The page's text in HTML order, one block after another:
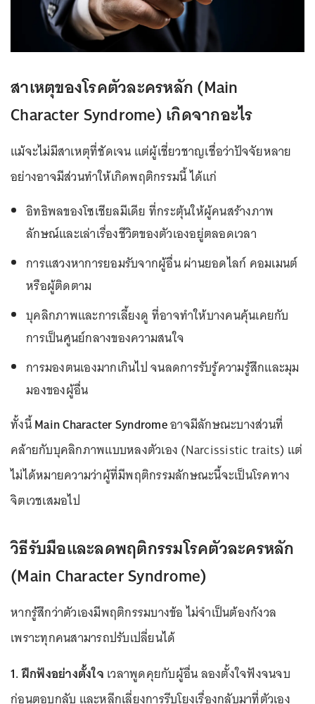
สาเหตุของโรคตัวละครหลัก (Main
Character Syndrome) เกิดจากอะไร
แม้จะไม่มีสาเหตุที่ชัดเจน แต่ผู้เชี่ยวชาญเชื่อว่าปัจจัยหลาย
อย่างอาจมีส่วนทำให้เกิดพฤติกรรมนี้ ได้แก่
อิทธิพลของโซเชียลมีเดีย ที่กระตุ้นให้ผู้คนสร้างภาพ
ลักษณ์และเล่าเรื่องชีวิตของตัวเองอยู่ตลอดเวลา
การแสวงหาการยอมรับจากผู้อื่น ผ่านยอดไลก์ คอมเมนต์
หรือผู้ติดตาม
บุคลิกภาพและการเลี้ยงดู ที่อาจทำให้บางคนคุ้นเคยกับ
การเป็นศูนย์กลางของความสนใจ
การมองตนเองมากเกินไป จนลดการรับรู้ความรู้สึกและมุม
มองของผู้อื่น
ทั้งนี้Main Character Syndromeอาจมีลักษณะบางส่วนที่
คล้ายกับบุคลิกภาพแบบหลงตัวเอง (Narcissistic traits) แต่
ไม่ได้หมายความว่าผู้ที่มีพฤติกรรมลักษณะนี้จะเป็นโรคทาง
จิตเวชเสมอไป
วิธีรับมือและลดพฤติกรรมโรคตัวละครหลัก
(Main Character Syndrome)
หากรู้สึกว่าตัวเองมีพฤติกรรมบางข้อ ไม่จำเป็นต้องกังวล
เพราะทุกคนสามารถปรับเปลี่ยนได้
1. ฝึกฟังอย่างตั้งใจ เวลาพูดคุยกับผู้อื่น ลองตั้งใจฟังจนจบ
ก่อนตอบกลับ และหลีกเลี่ยงการรีบโยงเรื่องกลับมาที่ตัวเอง